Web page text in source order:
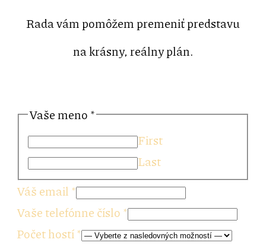
Rada vám pomôžem premeniť predstavu
na krásny, reálny plán.
Vaše meno *
First
Last
Váš email *
Vaše telefónne číslo *
Počet hostí*